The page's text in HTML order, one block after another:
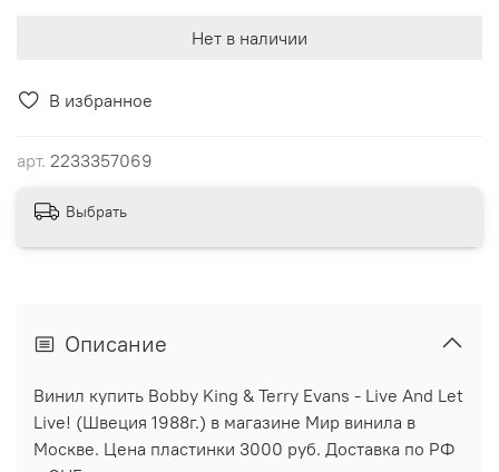
В избранное
арт. 2233357069
Нет в наличии
Выбрать
Описание
Винил купить Bobby King & Terry Evans - Live And Let
Live! (Швеция 1988г.) в магазине Мир винила в
Москве. Цена пластинки 3000 руб. Доставка по РФ